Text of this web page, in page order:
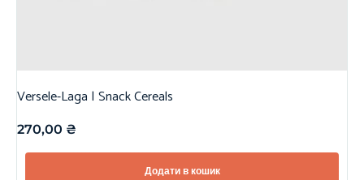
Versele-Laga | Snack Cereals
270,00 ₴
Додати в кошик